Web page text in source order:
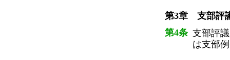
第3章 支部評
第4条 支部評
は支部